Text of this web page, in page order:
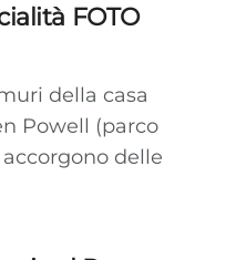
FOTO
della casa
Powell (parco
delle